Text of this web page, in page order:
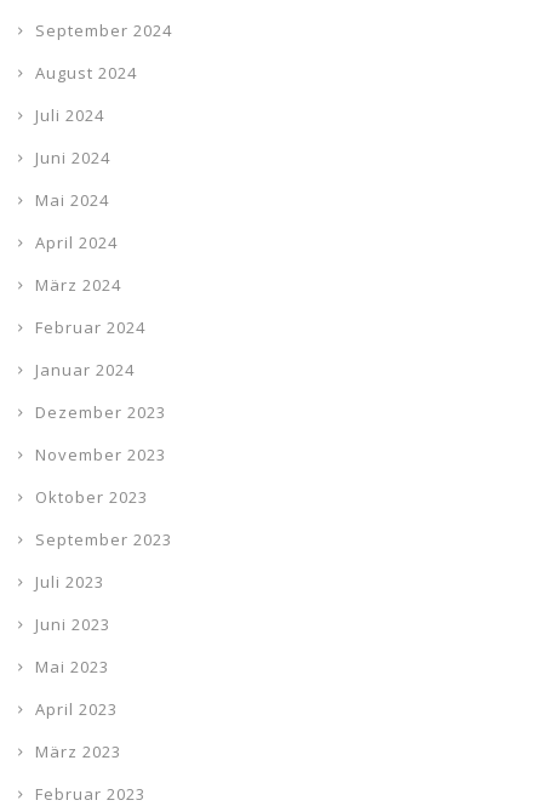
September 2024
August 2024
Juli 2024
Juni 2024
Mai 2024
April 2024
März 2024
Februar 2024
Januar 2024
Dezember 2023
November 2023
Oktober 2023
September 2023
Juli 2023
Juni 2023
Mai 2023
April 2023
März 2023
Februar 2023